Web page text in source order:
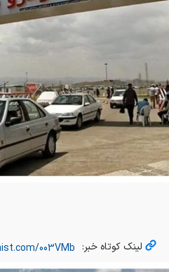
لینک کوتاه خبر: